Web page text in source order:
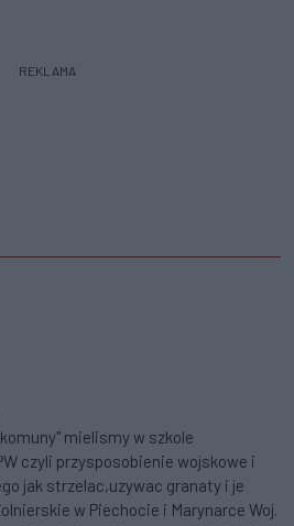
REKLAMA
mielismy w szkole
czyli przysposobienie wojskowe i
jak strzelac,uzywac granaty i je
w Piechocie i Marynarce Woj.